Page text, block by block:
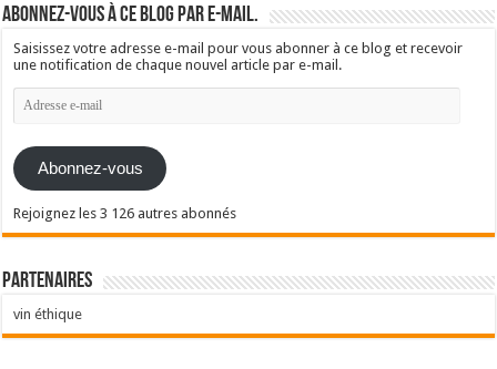
Abonnez-vous à ce blog par e-mail.
Saisissez votre adresse e-mail pour vous abonner à ce blog et recevoir
une notification de chaque nouvel article par e-mail.
Adresse
e-
Abonnez-vous
Rejoignez les 3 126 autres abonnés
Partenaires
vin éthique